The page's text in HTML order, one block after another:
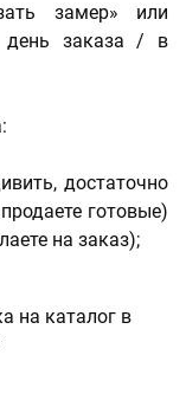
замер» или
заказа / в
достаточно
готовые)
на заказ);